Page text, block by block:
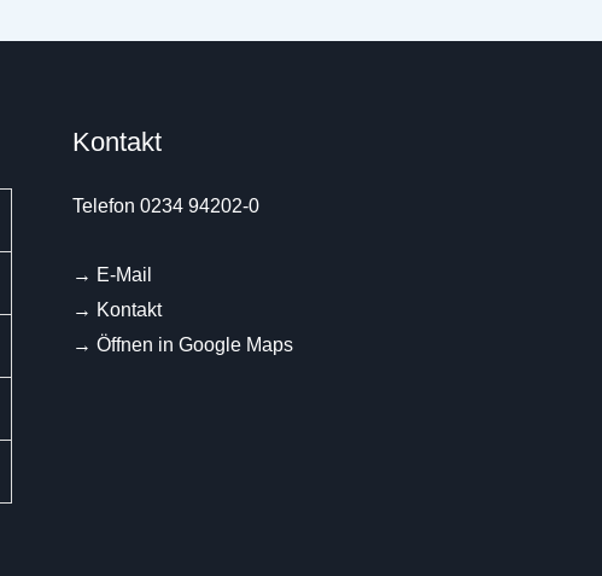
Kontakt
Telefon 0234 94202-0
→ E-Mail
→ Kontakt
→Öffnen in Google Maps